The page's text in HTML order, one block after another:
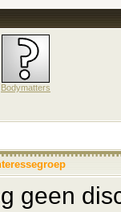
Bodymatters
geen